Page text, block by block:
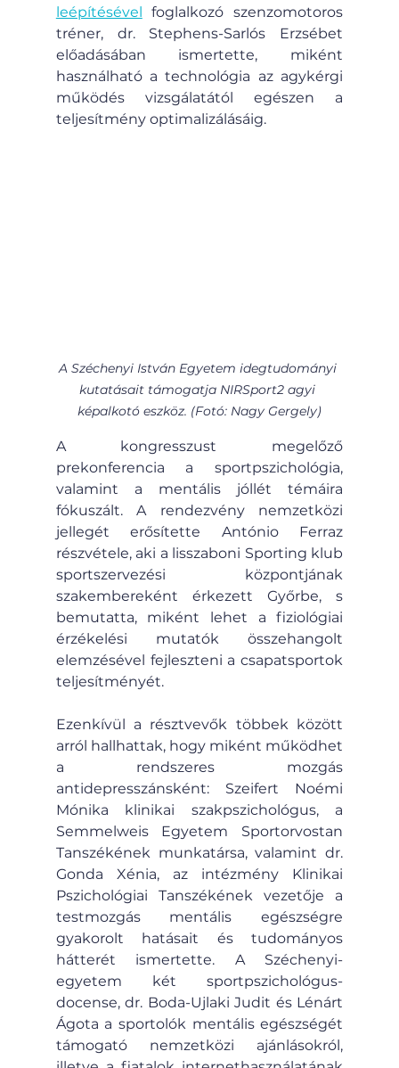
leépítésével foglalkozó szenzomotoros
tréner, dr. Stephens-Sarlós Erzsébet
előadásában ismertette, miként
használható a technológia az agykérgi
működés vizsgálatától egészen a
teljesítmény optimalizálásáig.
A Széchenyi István Egyetem idegtudományi
kutatásait támogatja NIRSport2 agyi
képalkotó eszköz. (Fotó: Nagy Gergely)
A kongresszust megelőző
prekonferencia a sportpszichológia,
valamint a mentális jóllét témáira
fókuszált. A rendezvény nemzetközi
jellegét erősítette António Ferraz
részvétele, aki a lisszaboni Sporting klub
sportszervezési központjának
szakembereként érkezett Győrbe, s
bemutatta, miként lehet a fiziológiai
érzékelési mutatók összehangolt
elemzésével fejleszteni a csapatsportok
teljesítményét.
Ezenkívül a résztvevők többek között
arról hallhattak, hogy miként működhet
a rendszeres mozgás
antidepresszánsként: Szeifert Noémi
Mónika klinikai szakpszichológus, a
Semmelweis Egyetem Sportorvostan
Tanszékének munkatársa, valamint dr.
Gonda Xénia, az intézmény Klinikai
Pszichológiai Tanszékének vezetője a
testmozgás mentális egészségre
gyakorolt hatásait és tudományos
hátterét ismertette. A Széchenyi-
egyetem két sportpszichológus-
docense, dr. Boda-Ujlaki Judit és Lénárt
Ágota a sportolók mentális egészségét
támogató nemzetközi ajánlásokról,